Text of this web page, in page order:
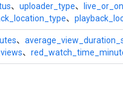
、 uploader_type、
、
、
、